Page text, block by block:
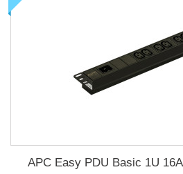
APC Easy PDU Basic 1U